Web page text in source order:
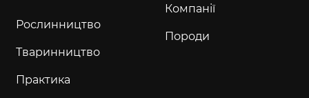
Рослинництво
Тваринництво
Практика
Компанії
Породи